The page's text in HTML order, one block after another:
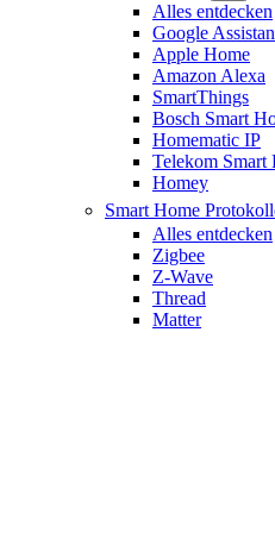
Alles entdecken
Google
Apple Home
Amazon Alexa
SmartThings
Bosch Smart
Homematic IP
Telekom Smart
Homey
Smart Home
Alles entdecken
Zigbee
Z-Wave
Thread
Matter